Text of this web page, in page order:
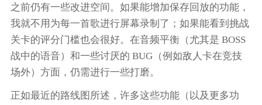
之前仍有一些改进空间。如果能增加保存回放的功能，
我就不用为每一首歌进行屏幕录制了；如果能看到挑战
关卡的评分门槛也会很好。在音频平衡（尤其是 BOSS
战中的语音）和一些讨厌的 BUG（例如敌人卡在竞技
场外）方面，仍需进行一些打磨。
正如最近的路线图所述，许多这些功能（以及更多功